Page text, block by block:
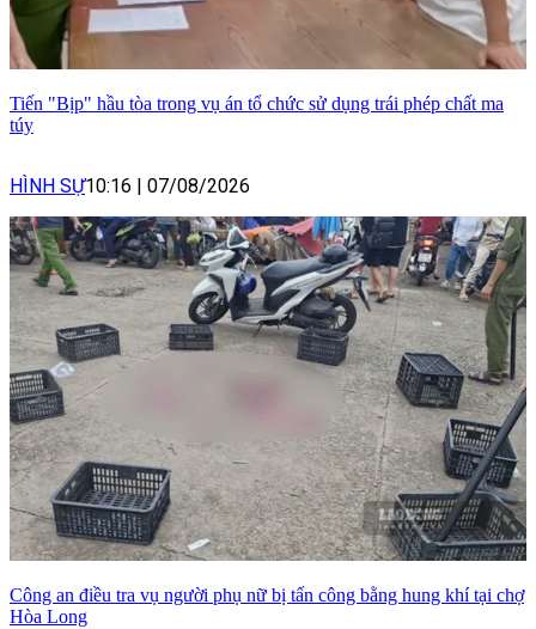
Tiến "Bịp" hầu tòa trong vụ án tổ chức sử dụng trái phép chất ma
túy
HÌNH SỰ10:16 | 07/08/2026
Công an điều tra vụ người phụ nữ bị tấn công bằng hung khí tại chợ
Hòa Long